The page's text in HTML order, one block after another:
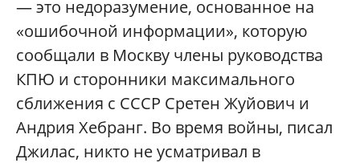
— это недоразумение, основанное на
«ошибочной информации», которую
сообщали в Москву члены руководства
КПЮ и сторонники максимального
сближения с СССР Сретен Жуйович и
Андрия Хебранг. Во время войны, писал
Джилас, никто не усматривал в